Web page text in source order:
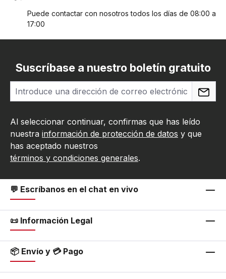
Puede contactar con nosotros todos los días de 08:00 a
17:00
Suscríbase a nuestro boletín gratuito
Al seleccionar continuar, confirmas que has leído
nuestra información de protección de datos y que
has aceptado nuestros
términos y condiciones generales.
💬 Escríbanos en el chat en vivo
📜 Información Legal
📦 Envío y 💳 Pago